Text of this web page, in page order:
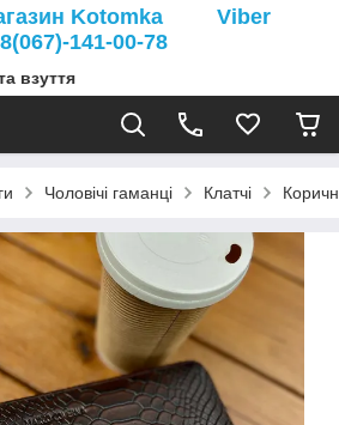
Kotomka Viber
141-00-78
взуття
Чоловічі гаманці Клатчі